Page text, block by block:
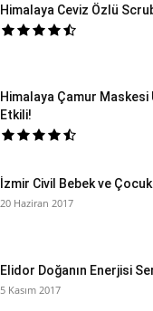
Himalaya Ceviz Özlü
Himalaya Çamur Maskesi
Etkili!
İzmir Civil Bebek ve Çocuk
20 Haziran 2017
Elidor Doğanın Enerjisi
5 Kasım 2017